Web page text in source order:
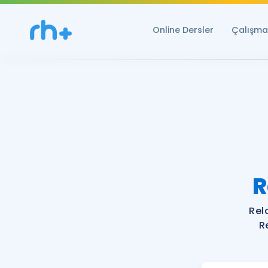
Online Dersler